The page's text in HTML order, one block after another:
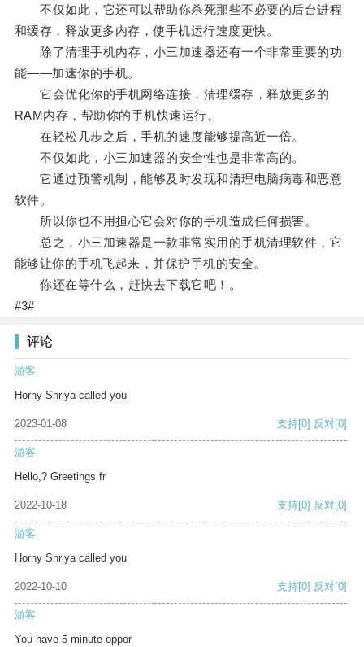
不仅如此，它还可以帮助你杀死那些不必要的后台进程
和缓存，释放更多内存，使手机运行速度更快。
除了清理手机内存，小三加速器还有一个非常重要的功
能——加速你的手机。
它会优化你的手机网络连接，清理缓存，释放更多的
RAM内存，帮助你的手机快速运行。
在轻松几步之后，手机的速度能够提高近一倍。
不仅如此，小三加速器的安全性也是非常高的。
它通过预警机制，能够及时发现和清理电脑病毒和恶意
软件。
所以你也不用担心它会对你的手机造成任何损害。
总之，小三加速器是一款非常实用的手机清理软件，它
能够让你的手机飞起来，并保护手机的安全。
你还在等什么，赶快去下载它吧！。
#3#
评论
游客
Horny Shriya called you
2023-01-08 支持[0] 反对[0]
游客
Hello,? Greetings fr
2022-10-18 支持[0] 反对[0]
游客
Horny Shriya called you
2022-10-10 支持[0] 反对[0]
游客
You have 5 minute oppor